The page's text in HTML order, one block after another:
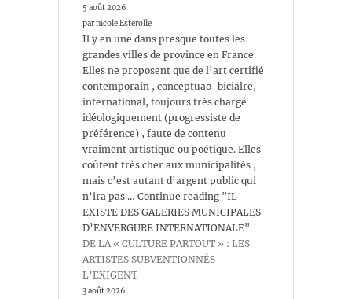
5 août 2026
par nicole Esterolle
Il y en une dans presque toutes les
grandes villes de province en France.
Elles ne proposent que de l’art certifié
contemporain , conceptuao-bicialre,
international, toujours très chargé
idéologiquement (progressiste de
préférence) , faute de contenu
vraiment artistique ou poétique. Elles
coûtent très cher aux municipalités ,
mais c’est autant d’argent public qui
n’ira pas … Continue reading "IL
EXISTE DES GALERIES MUNICIPALES
D’ENVERGURE INTERNATIONALE"
DE LA « CULTURE PARTOUT » : LES
ARTISTES SUBVENTIONNÉS
L’EXIGENT
3 août 2026